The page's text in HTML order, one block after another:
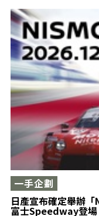
日產宣布確定舉辦
富士Speedway登場
一手企劃